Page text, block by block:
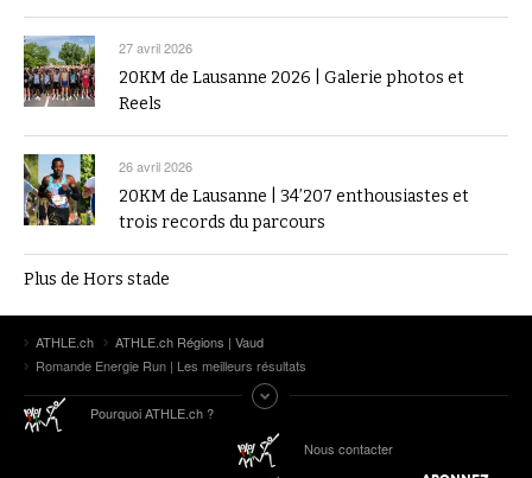
27 avril 2026
20KM de Lausanne 2026 | Galerie photos et
Reels
26 avril 2026
20KM de Lausanne | 34’207 enthousiastes et
trois records du parcours
Plus de Hors stade
ATHLE.ch
ATHLE.ch Régions | Vaud
Romande Energie Run | Les meilleurs résultats
Pourquoi ATHLE.ch ?
Nous contacter